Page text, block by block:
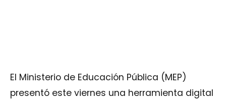
El Ministerio de Educación Pública (MEP)
presentó este viernes una herramienta digital